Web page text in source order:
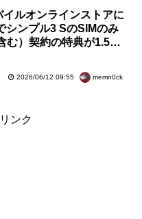
イルオンラインストアに
シンプル3 SのSIMのみ
む）契約の特典が1.5万
2026/06/12 09:55 memn0ck
ンク